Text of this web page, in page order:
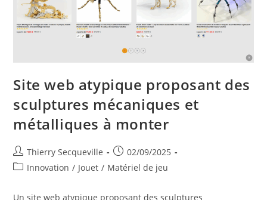
Site web atypique proposant des
sculptures mécaniques et
métalliques à monter
Auteur/autrice
de
Thierry Secqueville
Publication
publiée :
02/09/2025
PostInnovation / Jouet / Matériel de jeu
Un site web atypique proposant des sculptures